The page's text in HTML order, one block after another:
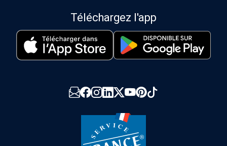
Téléchargez l'app